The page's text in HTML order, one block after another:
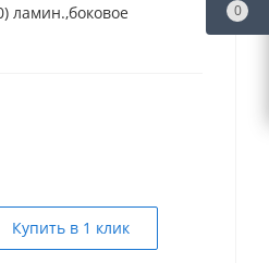
ламин.,боковое
Купить в 1 клик
0